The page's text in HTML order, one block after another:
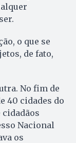
o que se
de fato,
No fim de
40 cidades do
Nacional
os